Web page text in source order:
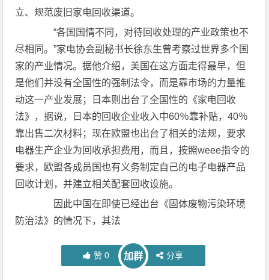
立、规范废旧家电回收渠道。
“各国国情不同，对待回收处理的产业政策也不
尽相同。”家电协会副秘书长徐东生曾考察过世界多个国
家的产业情况。据他介绍，美国在这方面走得最早，但
是他们并没有全国性的强制法令，而是靠市场的力量推
动这一产业发展；日本则出台了全国性的《家电回收
法》，据说，日本的回收企业收入中60％靠补贴，40％
靠出售二次材料；现在欧盟也出台了相关的法规，要求
电器生产企业为回收承担费用，而且，按照weee指令的
要求，欧盟各成员国也有义务制定自己的电子电器产品
回收计划，并建立相关配套回收设施。
因此中国在即使已经出台《固体废物污染环境
防治法》的情况下，其法
赞 0 加群 分享